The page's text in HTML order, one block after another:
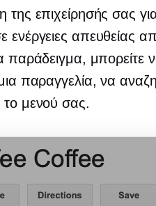
της επιχείρησής σας
ενέργειες απευθείας
παράδειγμα, μπορείτε
παραγγελία, να
μενού σας.